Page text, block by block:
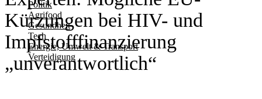
Politik
Agrifood
Gesundheit
Tech
Energie, Umwelt & Transport
Verteidigung
Kürzungen bei HIV- und
Impfstofffinanzierung
„unverantwortlich“